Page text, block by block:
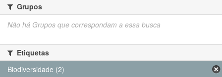
Grupos
Não há Grupos que correspondam a essa busca
Etiquetas
Biodiversidade (2)